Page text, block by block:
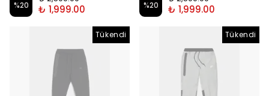
%20 ₺ 1,999.00 %20 ₺ 1,999.00
Tükendi Tükendi